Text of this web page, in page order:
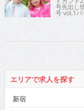
号先出し
号 vol.1パ
さん
エリアで求人を探す
新宿